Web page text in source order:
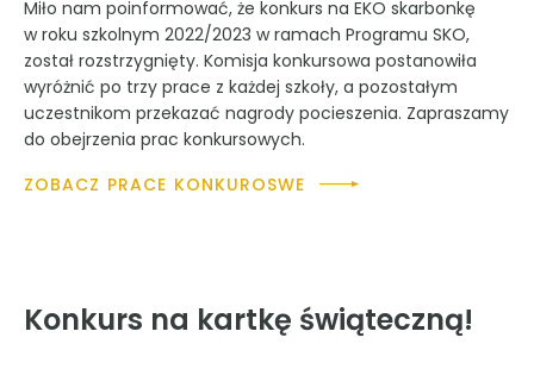
Miło nam poinformować, że konkurs na EKO skarbonkę
w roku szkolnym 2022/2023 w ramach Programu SKO,
został rozstrzygnięty. Komisja konkursowa postanowiła
wyróżnić po trzy prace z każdej szkoły, a pozostałym
uczestnikom przekazać nagrody pocieszenia. Zapraszamy
do obejrzenia prac konkursowych.
ZOBACZ PRACE KONKUROSWE
Konkurs na kartkę świąteczną!